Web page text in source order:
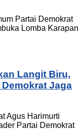
Partai Demokrat
Lomba Karapan
Langit Biru,
Jaga
Agus Harimurti
Partai Demokrat